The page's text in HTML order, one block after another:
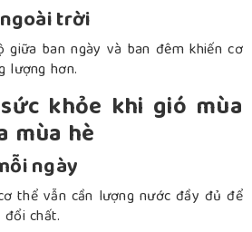
trời
giữa ban ngày và ban đêm khiến cơ
lượng hơn.
khỏe khi gió mùa
mùa hè
ngày
thể vẫn cần lượng nước đầy đủ để
chất.